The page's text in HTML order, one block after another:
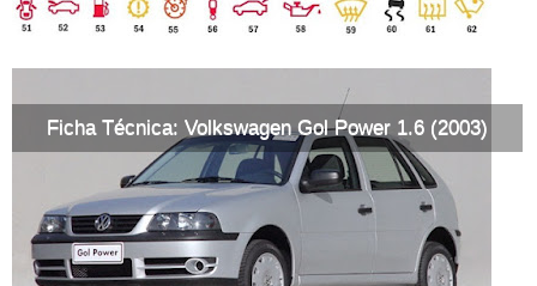
Ficha Técnica: Volkswagen Gol Power 1.6 (2003)